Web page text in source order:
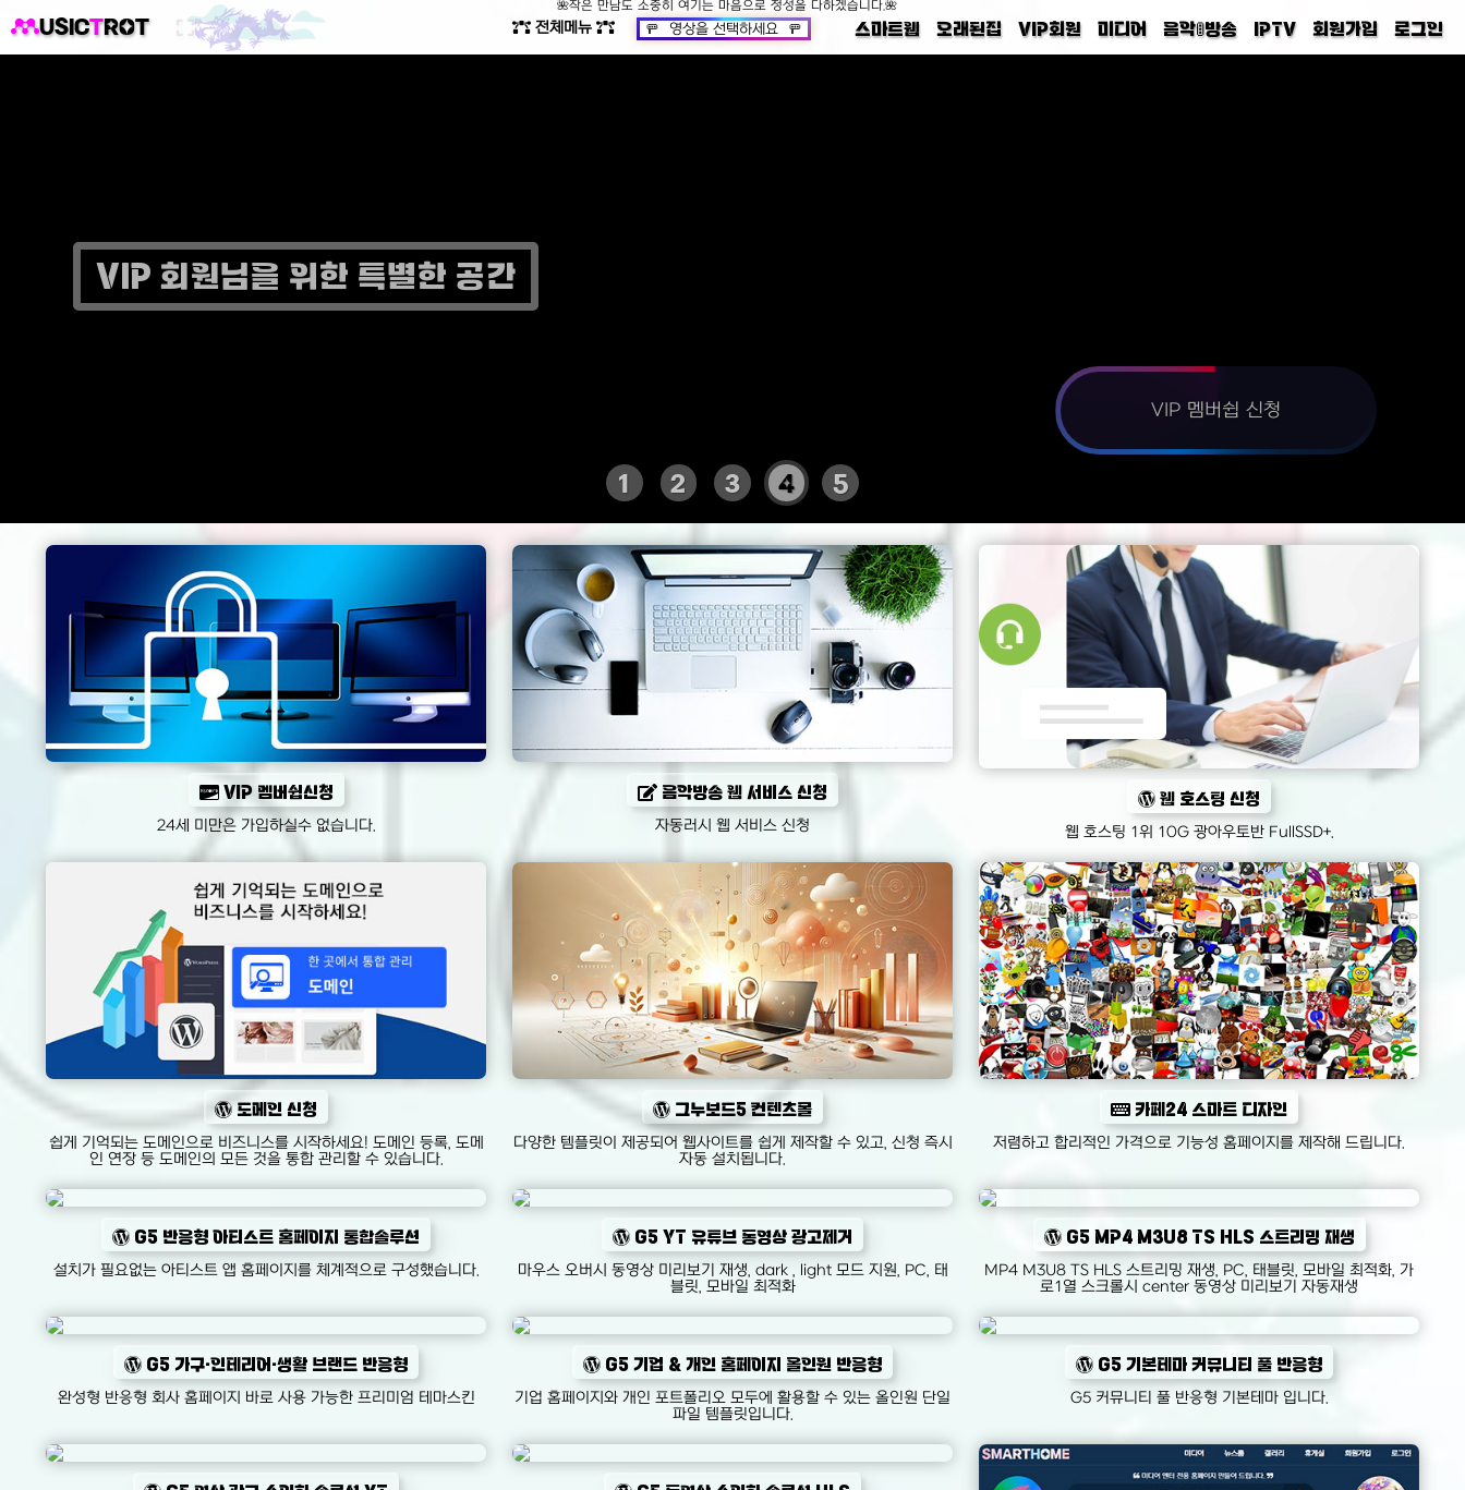
USICTROT 스마트웹 오래된집 VIP회원 미디어 음악🚦방송 IPTV 회원가입 로그인
🌺여기서 여러분의 하루가 조금 더 특별해지길 바랍니다.🌺
🌺작은 만남도 소중히 여기는 마음으로 정성을 다하겠습니다.🌺
🌺언제나 따뜻한 행복과 함께하시길 기원합니다.🌺
VIP 회원님을 위한 특별한 공간
1 2 3 4 5
VIP 멤버쉽신청
24세 미만은 가입하실수 없습니다.
음악방송 웹 서비스 신청
자동러시 웹 서비스 신청
웹 호스팅 신청
웹 호스팅 1위 10G 광아우토반 FullSSD+.
도메인 신청
쉽게 기억되는 도메인으로 비즈니스를 시작하세요! 도메인 등록, 도메
인 연장 등 도메인의 모든 것을 통합 관리할 수 있습니다.
그누보드5 컨텐츠몰
다양한 템플릿이 제공되어 웹사이트를 쉽게 제작할 수 있고, 신청 즉시
자동 설치됩니다.
카페24 스마트 디자인
저렴하고 합리적인 가격으로 기능성 홈페이지를 제작해 드립니다.
G5 반응형 아티스트 홈페이지 통합솔루션
설치가 필요없는 아티스트 앱 홈페이지를 체계적으로 구성했습니다.
G5 YT 유튜브 동영상 광고제거
마우스 오버시 동영상 미리보기 재생, dark , light 모드 지원, PC, 태
블릿, 모바일 최적화
G5 MP4 M3U8 TS HLS 스트리밍 재생
MP4 M3U8 TS HLS 스트리밍 재생, PC, 태블릿, 모바일 최적화, 가
로1열 스크롤시 center 동영상 미리보기 자동재생
G5 가구·인테리어·생활 브랜드 반응형
완성형 반응형 회사 홈페이지 바로 사용 가능한 프리미엄 테마스킨
G5 기업 & 개인 홈페이지 올인원 반응형
기업 홈페이지와 개인 포트폴리오 모두에 활용할 수 있는 올인원 단일
파일 템플릿입니다.
G5 기본테마 커뮤니티 풀 반응형
G5 커뮤니티 풀 반응형 기본테마 입니다.
VIP 멤버쉽 신청
전체메뉴 🚥 영상을 선택하세요 🚥